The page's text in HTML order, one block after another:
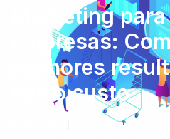
Marketing para
Empresas:
melhores
baixo custo
min leitura